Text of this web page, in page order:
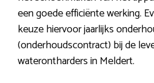
een goede efficiënte werking.
keuze hiervoor jaarlijks
(onderhoudscontract) bij de
waterontharders in Meldert.